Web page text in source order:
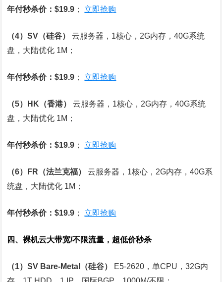
年付秒杀价：$19.9 ； 立即抢购
（4）SV（硅谷）
云服务器，1核心，2G内存，40G系统
盘，大陆优化 1M；
年付秒杀价：$19.9 ； 立即抢购
（5）HK（香港）
云服务器，1核心，2G内存，40G系统
盘，大陆优化 1M；
年付秒杀价：$19.9 ； 立即抢购
（6）FR（法兰克福）
云服务器，1核心，2G内存，40G系
统盘，大陆优化 1M；
年付秒杀价：$19.9 ； 立即抢购
四、裸机云大带宽/不限流量，超低价秒杀
（1）SV Bare-Metal（硅谷）
E5-2620，单CPU，32G内